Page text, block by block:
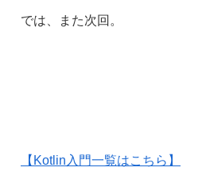
では、また次回。
【Kotlin入門一覧はこちら】